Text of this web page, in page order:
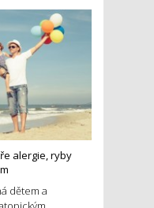
alergie, ryby
dětem a